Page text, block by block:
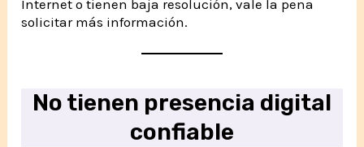
Internet o tienen baja resolución, vale la pena
solicitar más información.
No tienen presencia digital
confiable